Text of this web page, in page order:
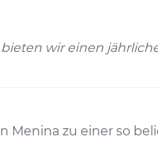
wir einen
Menina zu einer so